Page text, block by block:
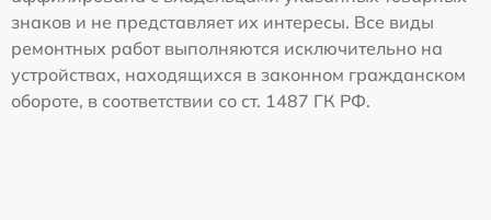
знаков и не представляет их интересы. Все виды
ремонтных работ выполняются исключительно на
устройствах, находящихся в законном гражданском
обороте, в соответствии со ст. 1487 ГК РФ.